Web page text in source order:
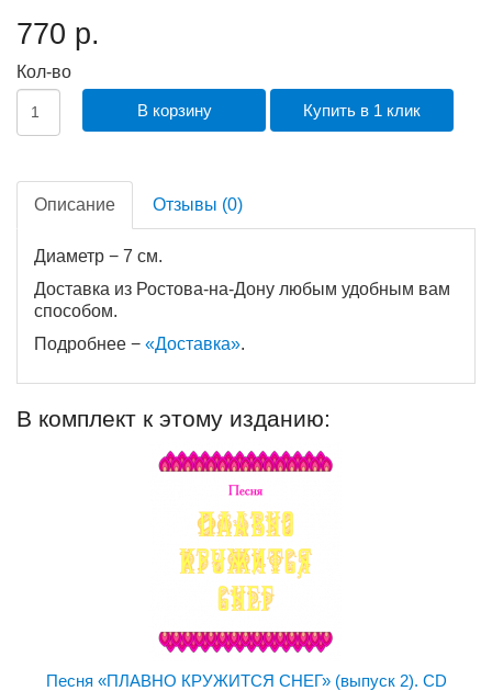
Описание Отзывы (0)
Диаметр − 7 см.
Доставка из Ростова-на-Дону любым удобным вам
способом.
Подробнее − «Доставка».
770 р.
Кол-во
В корзину Купить в 1 клик
В комплект к этому изданию:
Песня «ПЛАВНО КРУЖИТСЯ СНЕГ» (выпуск 2). CD